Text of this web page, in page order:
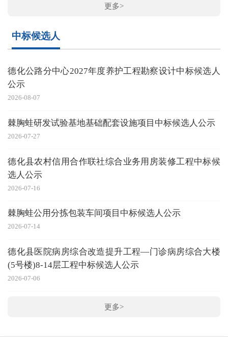
更多>
中标候选人
德化公路分中心2027年度养护工程勘察设计中标候选人
公示
2026-08-07
棘胸蛙研发试验基地基础配套设施项目中标候选人公示
2026-07-27
德化县农村信用合作联社综合业务用房装修工程中标候
选人公示
2026-07-16
棘胸蛙公用分拣包装车间项目中标候选人公示
2026-07-14
德化县医院病房综合改造提升工程—门诊病房综合大楼
(5号楼)8-14层工程中标候选人公示
2026-07-06
更多>